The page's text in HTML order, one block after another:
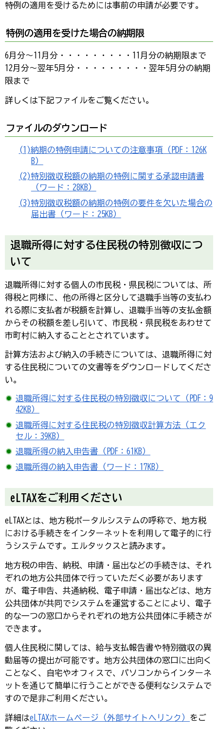
特例の適用を受けるためには事前の申請が必要です。
特例の適用を受けた場合の納期限
6月分～11月分・・・・・・・・・11月分の納期限まで
12月分～翌年5月分・・・・・・・・・翌年5月分の納期
限まで
詳しくは下記ファイルをご覧ください。
ファイルのダウンロード
(1)納期の特例申請についての注意事項（PDF：126K
B）
(2)特別徴収税額の納期の特例に関する承認申請書
（ワード：28KB）
(3)特別徴収税額の納期の特例の要件を欠いた場合の
届出書（ワード：25KB）
退職所得に対する住民税の特別徴収につ
いて
退職所得に対する個人の市民税・県民税については、所
得税と同様に、他の所得と区分して退職手当等の支払わ
れる際に支払者が税額を計算し、退職手当等の支払金額
からその税額を差し引いて、市民税・県民税をあわせて
市町村に納入することとされています。
計算方法および納入の手続きについては、退職所得に対
する住民税についての文書等をダウンロードしてくださ
い。
退職所得に対する住民税の特別徴収について（PDF：9
42KB）
退職所得に対する住民税の特別徴収計算方法（エク
セル：39KB）
退職所得の納入申告書（PDF：61KB）
退職所得の納入申告書（ワード：17KB）
eLTAXをご利用ください
eLTAXとは、地方税ポータルシステムの呼称で、地方税
における手続きをインターネットを利用して電子的に行
うシステムです。エルタックスと読みます。
地方税の申告、納税、申請・届出などの手続きは、それ
ぞれの地方公共団体で行っていただく必要があります
が、電子申告、共通納税、電子申請・届出などは、地方
公共団体が共同でシステムを運営することにより、電子
的な一つの窓口からそれぞれの地方公共団体に手続きが
できます。
個人住民税に関しては、給与支払報告書や特別徴収の異
動届等の提出が可能です。地方公共団体の窓口に出向く
ことなく、自宅やオフィスで、パソコンからインターネ
ットを通じて簡単に行うことができる便利なシステムで
すので是非ご利用ください。
詳細はeLTAXホームページ（外部サイトへリンク） をご